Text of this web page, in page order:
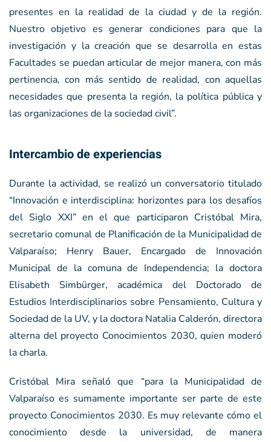
presentes en la realidad de la ciudad y de la región.
Nuestro objetivo es generar condiciones para que la
investigación y la creación que se desarrolla en estas
Facultades se puedan articular de mejor manera, con más
pertinencia, con más sentido de realidad, con aquellas
necesidades que presenta la región, la política pública y
las organizaciones de la sociedad civil”.
Intercambio de experiencias
Durante la actividad, se realizó un conversatorio titulado
“Innovación e interdisciplina: horizontes para los desafíos
del Siglo XXI” en el que participaron Cristóbal Mira,
secretario comunal de Planificación de la Municipalidad de
Valparaíso; Henry Bauer, Encargado de Innovación
Municipal de la comuna de Independencia; la doctora
Elisabeth Simbürger, académica del Doctorado de
Estudios Interdisciplinarios sobre Pensamiento, Cultura y
Sociedad de la UV, y la doctora Natalia Calderón, directora
alterna del proyecto Conocimientos 2030, quien moderó
la charla.
Cristóbal Mira señaló que “para la Municipalidad de
Valparaíso es sumamente importante ser parte de este
proyecto Conocimientos 2030. Es muy relevante cómo el
conocimiento desde la universidad, de manera